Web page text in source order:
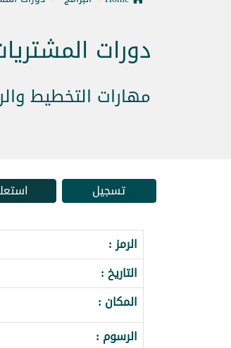
دورات
مهارات التخطيط
تسجيل
الرمز :
التاريخ :
المكان :
الرسوم :